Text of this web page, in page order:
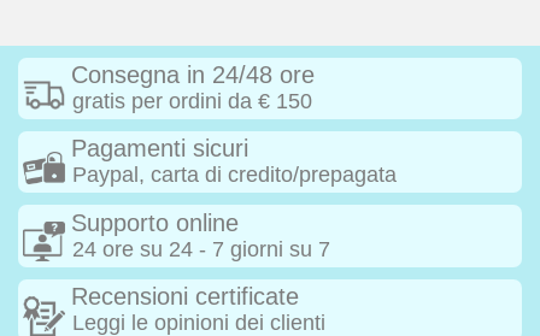
Consegna in 24/48 ore
gratis per ordini da € 150
Pagamenti sicuri
Paypal, carta di credito/prepagata
Supporto online
24 ore su 24 - 7 giorni su 7
Recensioni certificate
Leggi le opinioni dei clienti